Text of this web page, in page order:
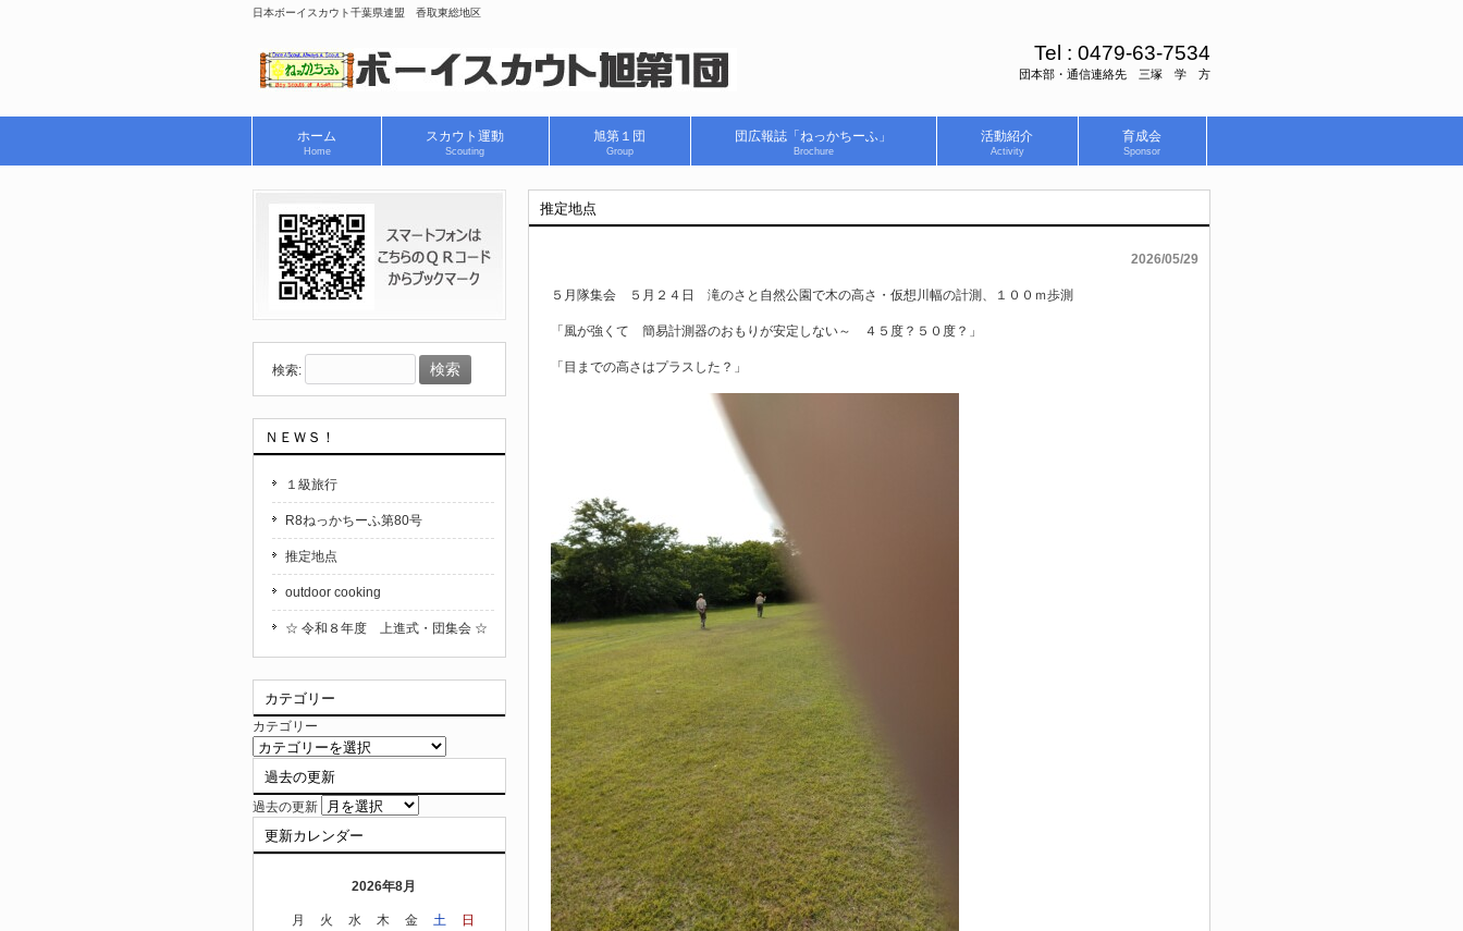
日本ボーイスカウト千葉県連盟 香取東総地区
Tel : 0479-63-7534
団本部・通信連絡先 三塚 学 方
ホーム
Home
スカウト運動
Scouting
旭第１団
Group
団広報誌「ねっかちーふ」
Brochure
活動紹介
Activity
育成会
Sponsor
推定地点
2026/05/29
５月隊集会 ５月２４日 滝のさと自然公園で木の高さ・仮想川幅の計測、１００ｍ歩測
「風が強くて 簡易計測器のおもりが安定しない～ ４５度？５０度？」
「目までの高さはプラスした？」
検索:
ＮＥＷＳ！
１級旅行
R8ねっかちーふ第80号
推定地点
outdoor cooking
☆ 令和８年度 上進式・団集会 ☆
カテゴリー
カテゴリー
過去の更新
過去の更新
更新カレンダー
2026年8月
月 火 水 木 金 土 日